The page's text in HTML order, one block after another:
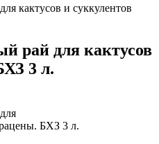
рай для кактусов
3 л.